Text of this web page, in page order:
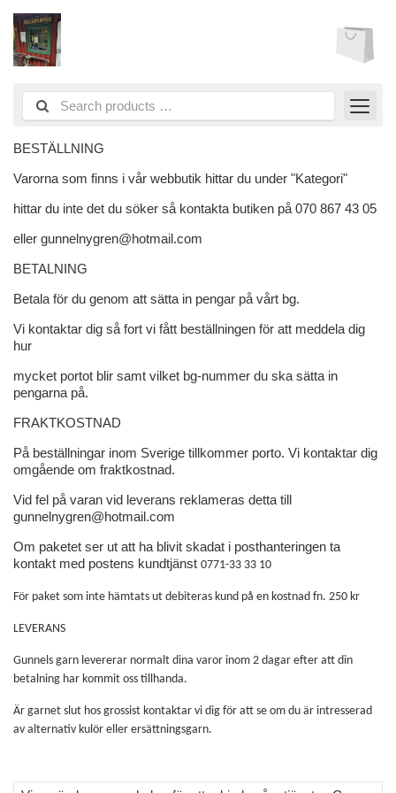
BESTÄLLNING
Varorna som finns i vår webbutik hittar du under "Kategori"
hittar du inte det du söker så kontakta butiken på 070 867 43 05
eller gunnelnygren@hotmail.com
BETALNING
Betala för du genom att sätta in pengar på vårt bg.
Vi kontaktar dig så fort vi fått beställningen för att meddela dig
hur
mycket portot blir samt vilket bg-nummer du ska sätta in
pengarna på.
FRAKTKOSTNAD
På beställningar inom Sverige tillkommer porto. Vi kontaktar dig
omgående om fraktkostnad.
Vid fel på varan vid leverans reklameras detta till
gunnelnygren@hotmail.com
Om paketet ser ut att ha blivit skadat i posthanteringen ta
kontakt med postens kundtjänst 0771-33 33 10
För paket som inte hämtats ut debiteras kund på en kostnad fn. 250 kr
LEVERANS
Gunnels garn levererar normalt dina varor inom 2 dagar efter att din
betalning har kommit oss tillhanda.
Är garnet slut hos grossist kontaktar vi dig för att se om du är intresserad
av alternativ kulör eller ersättningsgarn.